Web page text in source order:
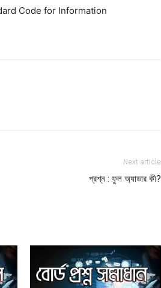
Code for Information
Next article
প্রশ্ন : ফুল অ্যাডার কী?